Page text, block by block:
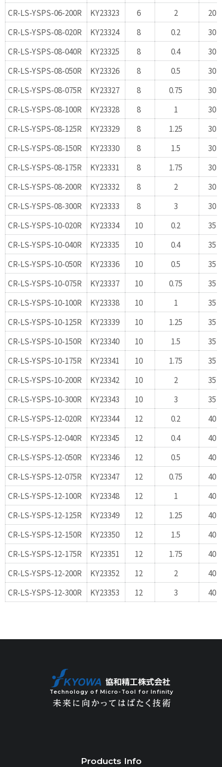
CR-LS-YSPS-06-200R KY23323 6 2
20
CR-LS-YSPS-08-020R
KY23324 8 0.2
30
CR-LS-YSPS-08-040R
KY23325 8 0.4
30
CR-LS-YSPS-08-050R
KY23326 8 0.5
30
CR-LS-YSPS-08-075R
KY23327 8 0.75
30
CR-LS-YSPS-08-100R
KY23328 8 1
30
CR-LS-YSPS-08-125R
KY23329 8 1.25
30
CR-LS-YSPS-08-150R
KY23330 8 1.5
30
CR-LS-YSPS-08-175R
KY23331 8 1.75
30
CR-LS-YSPS-08-200R
KY23332 8 2
30
CR-LS-YSPS-08-300R
KY23333 8 3
30
CR-LS-YSPS-10-020R
KY23334 10 0.2
35
CR-LS-YSPS-10-040R
KY23335 10 0.4
35
CR-LS-YSPS-10-050R
KY23336 10 0.5
35
CR-LS-YSPS-10-075R
KY23337 10 0.75
35
CR-LS-YSPS-10-100R
KY23338 10 1
35
CR-LS-YSPS-10-125R
KY23339 10 1.25
35
CR-LS-YSPS-10-150R
KY23340 10 1.5
35
CR-LS-YSPS-10-175R
KY23341 10 1.75
35
CR-LS-YSPS-10-200R
KY23342 10 2
35
CR-LS-YSPS-10-300R
KY23343 10 3
35
CR-LS-YSPS-12-020R
KY23344 12 0.2
40
CR-LS-YSPS-12-040R
KY23345 12 0.4
40
CR-LS-YSPS-12-050R
KY23346 12 0.5
40
CR-LS-YSPS-12-075R
KY23347 12 0.75
40
CR-LS-YSPS-12-100R
KY23348 12 1
40
CR-LS-YSPS-12-125R
KY23349 12 1.25
40
CR-LS-YSPS-12-150R
KY23350 12 1.5
40
CR-LS-YSPS-12-175R
KY23351 12 1.75
40
CR-LS-YSPS-12-200R
KY23352 12 2
40
CR-LS-YSPS-12-300R
KY23353 12 3 40
Technology of Micro-Tool for Infinity
Products Info